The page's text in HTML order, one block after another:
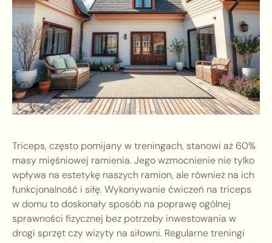
Triceps, często pomijany w treningach, stanowi aż 60%
masy mięśniowej ramienia. Jego wzmocnienie nie tylko
wpływa na estetykę naszych ramion, ale również na ich
funkcjonalność i siłę. Wykonywanie ćwiczeń na triceps
w domu to doskonały sposób na poprawę ogólnej
sprawności fizycznej bez potrzeby inwestowania w
drogi sprzęt czy wizyty na siłowni. Regularne treningi